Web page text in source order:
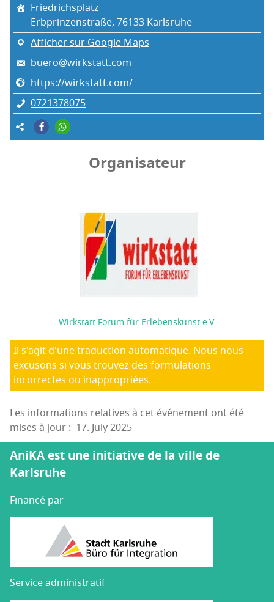
Frie­drichs­platz
Erb­prin­zens­traße, 76133 Karls­ruhe
Afficher sur Google Maps
buero@wirkstatt.com
https://wirkstatt.com/
0721378075
Organisateur
Wirkstatt Forum für Erlebenskunst e.V.
Il s'agit d'une traduction automatique. Nous nous
excusons si vous trouvez des formulations
incorrectes ou inappropriées.
Les informations relatives à cet événement ont été
mises à jour : 17. July 2025
AniKA est une initiative de la ville de
Karlsruhe
Financé par
Service administratif